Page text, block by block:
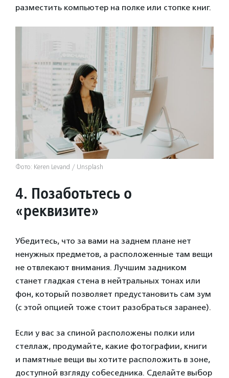
разместить компьютер на полке или стопке книг.
Фото: Keren Levand / Unsplash
4. Позаботьтесь о
«реквизите»
Убедитесь, что за вами на заднем плане нет
ненужных предметов, а расположенные там вещи
не отвлекают внимания. Лучшим задником
станет гладкая стена в нейтральных тонах или
фон, который позволяет предустановить сам зум
(с этой опцией тоже стоит разобраться заранее).
Если у вас за спиной расположены полки или
стеллаж, продумайте, какие фотографии, книги
и памятные вещи вы хотите расположить в зоне,
доступной взгляду собеседника. Сделайте выбор